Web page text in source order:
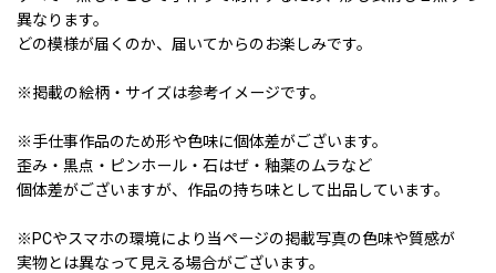
異なります。
どの模様が届くのか、届いてからのお楽しみです。
※掲載の絵柄・サイズは参考イメージです。
※手仕事作品のため形や色味に個体差がございます。
歪み・黒点・ピンホール・石はぜ・釉薬のムラなど
個体差がございますが、作品の持ち味として出品しています。
※PCやスマホの環境により当ページの掲載写真の色味や質感が
実物とは異なって見える場合がございます。